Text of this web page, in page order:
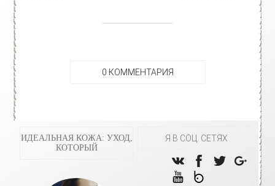
0 КОММЕНТАРИЯ
ИДЕАЛЬНАЯ КОЖА: УХОД,
КОТОРЫЙ
Я В СОЦ. СЕТЯХ